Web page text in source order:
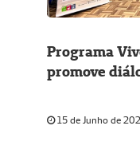
Programa
promove
Negra
15 de Junho de